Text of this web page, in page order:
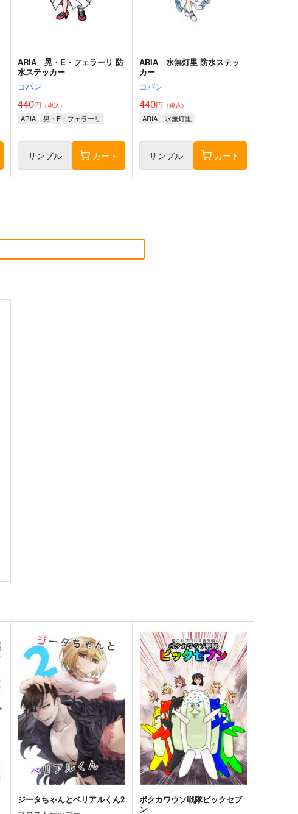
ARIA 晃・E・フェラーリ 防
水ステッカー
コパン
440円 （税込）
ARIA 晃・E・フェラーリ
サンプル カート
ARIA 水無灯里 防水ステッ
カー
コパン
440円 （税込）
ARIA 水無灯里
サンプル カート
ジータちゃんとベリアルくん2
ボクカワウソ戦隊ビックセブ
ン